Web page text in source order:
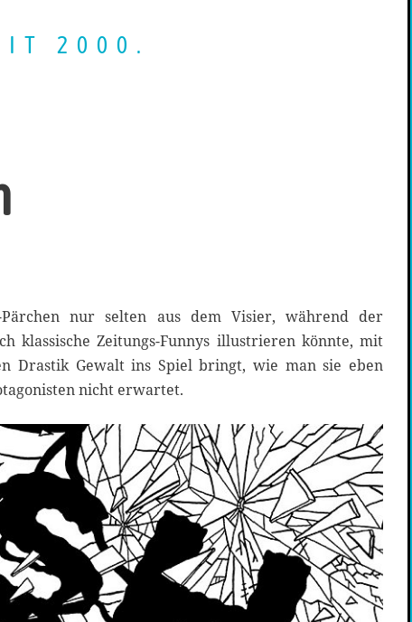
2000.
Pärchen nur selten aus dem Visier, während der
klassische Zeitungs-Funnys illustrieren könnte, mit
Drastik Gewalt ins Spiel bringt, wie man sie eben
nicht erwartet.